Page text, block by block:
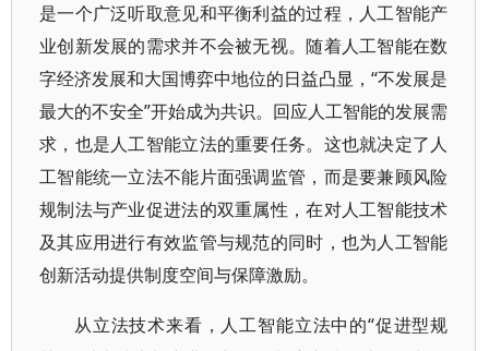
是一个广泛听取意见和平衡利益的过程，人工智能产
业创新发展的需求并不会被无视。随着人工智能在数
字经济发展和大国博弈中地位的日益凸显，“不发展是
最大的不安全”开始成为共识。回应人工智能的发展需
求，也是人工智能立法的重要任务。这也就决定了人
工智能统一立法不能片面强调监管，而是要兼顾风险
规制法与产业促进法的双重属性，在对人工智能技术
及其应用进行有效监管与规范的同时，也为人工智能
创新活动提供制度空间与保障激励。
从立法技术来看，人工智能立法中的“促进型规